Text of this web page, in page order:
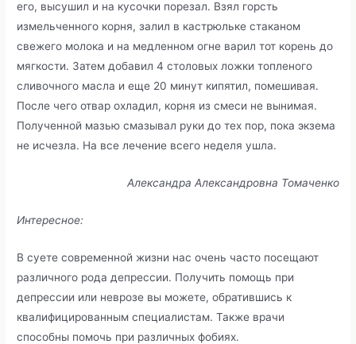
его, высушил и на кусочки порезал. Взял горсть
измельченного корня, залил в кастрюльке стаканом
свежего молока и на медленном огне варил тот корень до
мягкости. Затем добавил 4 столовых ложки топленого
сливочного масла и еще 20 минут кипятил, помешивая.
После чего отвар охладил, корня из смеси не вынимая.
Полученной мазью смазывал руки до тех пор, пока экзема
не исчезла. На все лечение всего неделя ушла.
Александра Александровна Томаченко
Интересное:
В суете современной жизни нас очень часто посещают
различного рода депрессии. Получить помощь при
депрессии или неврозе вы можете, обратившись к
квалифицированным специалистам. Также врачи
способны помочь при различных фобиях.